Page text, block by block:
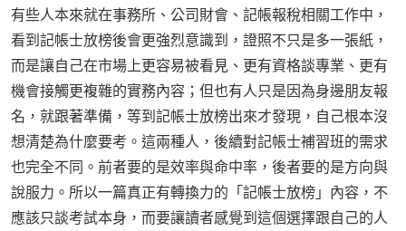
有些人本來就在事務所、公司財會、記帳報稅相關工作中，
看到記帳士放榜後會更強烈意識到，證照不只是多一張紙，
而是讓自己在市場上更容易被看見、更有資格談專業、更有
機會接觸更複雜的實務內容；但也有人只是因為身邊朋友報
名，就跟著準備，等到記帳士放榜出來才發現，自己根本沒
想清楚為什麼要考。這兩種人，後續對記帳士補習班的需求
也完全不同。前者要的是效率與命中率，後者要的是方向與
說服力。所以一篇真正有轉換力的「記帳士放榜」內容，不
應該只談考試本身，而要讓讀者感覺到這個選擇跟自己的人